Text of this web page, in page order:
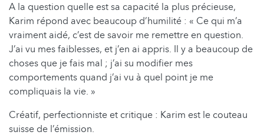
A la question quelle est sa capacité la plus précieuse,
Karim répond avec beaucoup d’humilité : « Ce qui m’a
vraiment aidé, c’est de savoir me remettre en question.
J’ai vu mes faiblesses, et j’en ai appris. Il y a beaucoup de
choses que je fais mal ; j’ai su modifier mes
comportements quand j’ai vu à quel point je me
compliquais la vie. »
Créatif, perfectionniste et critique : Karim est le couteau
suisse de l’émission.